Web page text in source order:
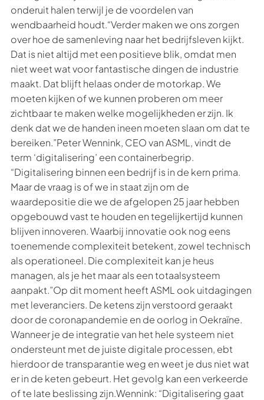
onderuit halen terwijl je de voordelen van
wendbaarheid houdt.“Verder maken we ons zorgen
over hoe de samenleving naar het bedrijfsleven kijkt.
Dat is niet altijd met een positieve blik, omdat men
niet weet wat voor fantastische dingen de industrie
maakt. Dat blijft helaas onder de motorkap. We
moeten kijken of we kunnen proberen om meer
zichtbaar te maken welke mogelijkheden er zijn. Ik
denk dat we de handen ineen moeten slaan om dat te
bereiken.”Peter Wennink, CEO van ASML, vindt de
term ‘digitalisering’ een containerbegrip.
“Digitalisering binnen een bedrijf is in de kern prima.
Maar de vraag is of we in staat zijn om de
waardepositie die we de afgelopen 25 jaar hebben
opgebouwd vast te houden en tegelijkertijd kunnen
blijven innoveren. Waarbij innovatie ook nog eens
toenemende complexiteit betekent, zowel technisch
als operationeel. Die complexiteit kan je heus
managen, als je het maar als een totaalsysteem
aanpakt.”Op dit moment heeft ASML ook uitdagingen
met leveranciers. De ketens zijn verstoord geraakt
door de coronapandemie en de oorlog in Oekraïne.
Wanneer je de integratie van het hele systeem niet
ondersteunt met de juiste digitale processen, ebt
hierdoor de transparantie weg en weet je dus niet wat
er in de keten gebeurt. Het gevolg kan een verkeerde
of te late beslissing zijn.Wennink: “Digitalisering gaat